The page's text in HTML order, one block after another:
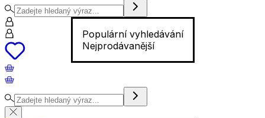
Populární vyhledávání
Nejprodávanější